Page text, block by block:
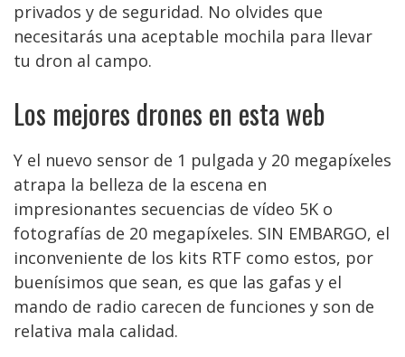
privados y de seguridad. No olvides que
necesitarás una aceptable mochila para llevar
tu dron al campo.
Los mejores drones en esta web
Y el nuevo sensor de 1 pulgada y 20 megapíxeles
atrapa la belleza de la escena en
impresionantes secuencias de vídeo 5K o
fotografías de 20 megapíxeles. SIN EMBARGO, el
inconveniente de los kits RTF como estos, por
buenísimos que sean, es que las gafas y el
mando de radio carecen de funciones y son de
relativa mala calidad.